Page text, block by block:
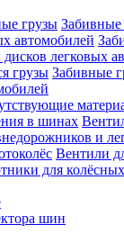
грузы Забивные
автомобилей
легковых
грузы Забивные
в шинах
и
Вентили
для
шин